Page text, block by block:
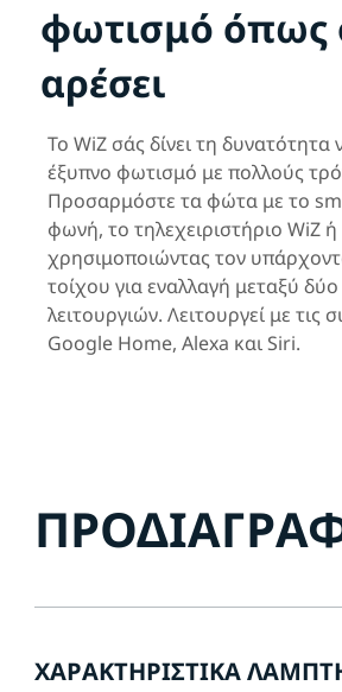
φωτισμό όπως
αρέσει
Το WiZ σάς δίνει τη δυνατότητα
έξυπνο φωτισμό με πολλούς
Προσαρμόστε τα φώτα με το
φωνή, το τηλεχειριστήριο WiZ ή
χρησιμοποιώντας τον
τοίχου για εναλλαγή μεταξύ
λειτουργιών. Λειτουργεί με τις
Google Home, Alexa και Siri.
ΧΑΡΑΚΤΗΡΙΣΤΙΚΆ